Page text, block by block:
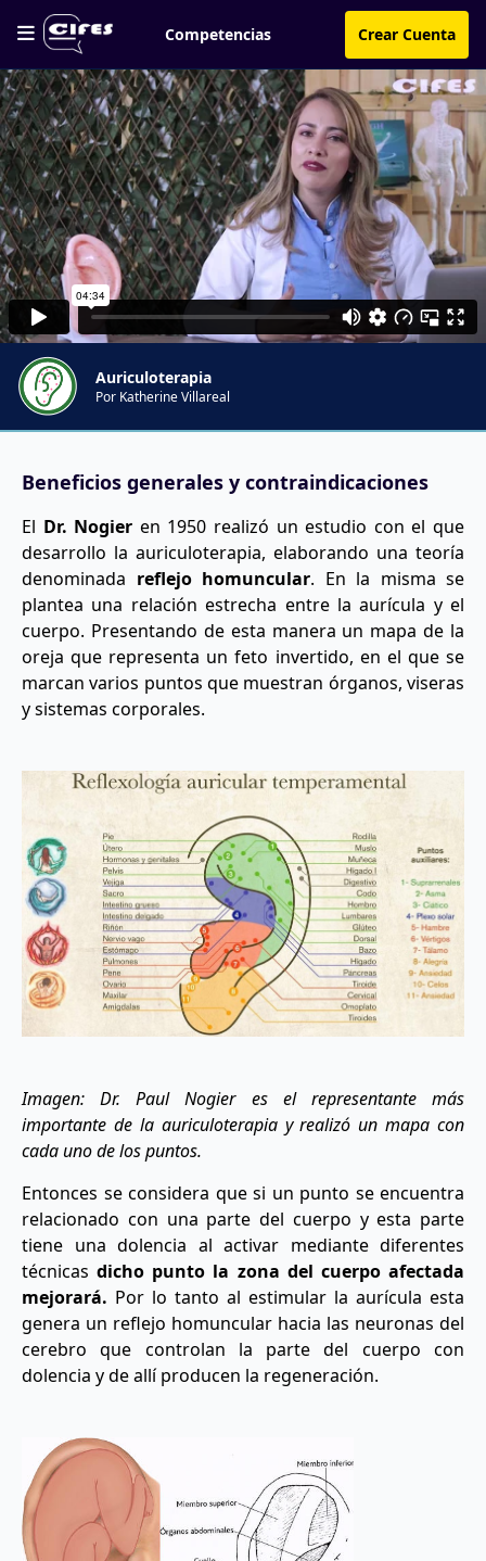
Competencias Crear Cuenta
Auriculoterapia
Por Katherine Villareal
Beneficios generales y contraindicaciones
El Dr. Nogier en 1950 realizó un estudio con el que
desarrollo la auriculoterapia, elaborando una teoría
denominada reflejo homuncular. En la misma se
plantea una relación estrecha entre la aurícula y el
cuerpo. Presentando de esta manera un mapa de la
oreja que representa un feto invertido, en el que se
marcan varios puntos que muestran órganos, viseras
y sistemas corporales.
Imagen: Dr. Paul Nogier es el representante más
importante de la auriculoterapia y realizó un mapa con
cada uno de los puntos.
Entonces se considera que si un punto se encuentra
relacionado con una parte del cuerpo y esta parte
tiene una dolencia al activar mediante diferentes
técnicasdicho punto la zona del cuerpo afectada
mejorará. Por lo tanto al estimular la aurícula esta
genera un reflejo homuncular hacia las neuronas del
cerebro que controlan la parte del cuerpo con
dolencia y de allí producen la regeneración.